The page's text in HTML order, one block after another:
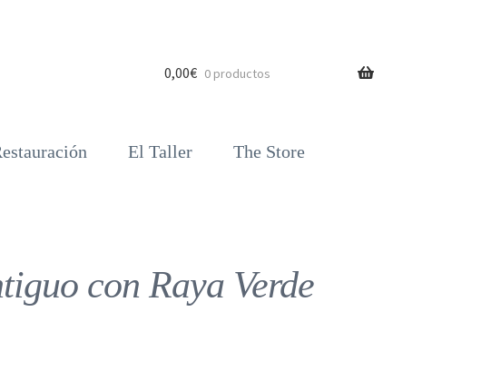
0,00€ 0 productos
El Taller The Store
con Raya Verde